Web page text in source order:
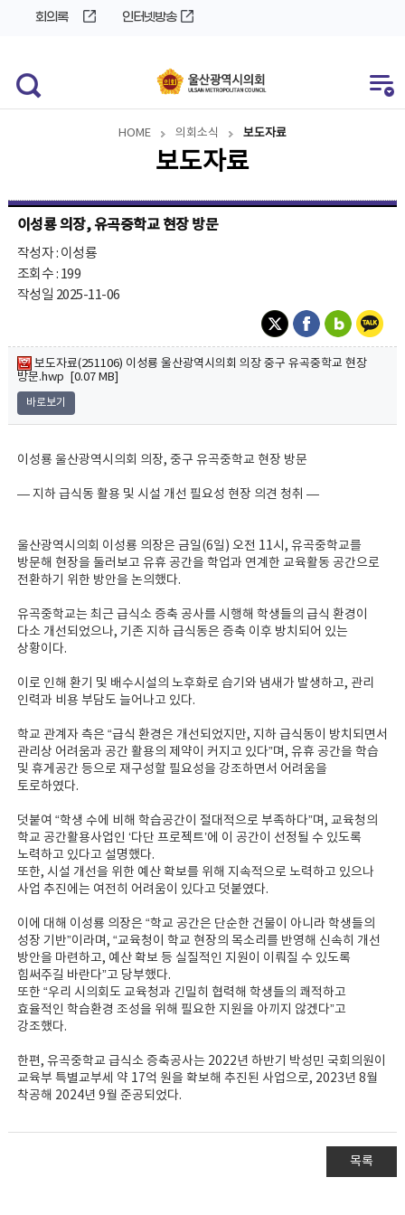
회의록 인터넷방송
HOME 의회소식 보도자료
보도자료
이성룡 의장, 유곡중학교 현장 방문
작성자 : 이성룡
조회수 : 199
작성일 2025-11-06
보도자료(251106) 이성룡 울산광역시의회 의장 중구 유곡중학교 현장
방문.hwp [0.07 MB]
바로보기
이성룡 울산광역시의회 의장, 중구 유곡중학교 현장 방문
— 지하 급식동 활용 및 시설 개선 필요성 현장 의견 청취 —
울산광역시의회 이성룡 의장은 금일(6일) 오전 11시, 유곡중학교를
방문해 현장을 둘러보고 유휴 공간을 학업과 연계한 교육활동 공간으로
전환하기 위한 방안을 논의했다.
유곡중학교는 최근 급식소 증축 공사를 시행해 학생들의 급식 환경이
다소 개선되었으나, 기존 지하 급식동은 증축 이후 방치되어 있는
상황이다.
이로 인해 환기 및 배수시설의 노후화로 습기와 냄새가 발생하고, 관리
인력과 비용 부담도 늘어나고 있다.
학교 관계자 측은 “급식 환경은 개선되었지만, 지하 급식동이 방치되면서
관리상 어려움과 공간 활용의 제약이 커지고 있다”며, 유휴 공간을 학습
및 휴게공간 등으로 재구성할 필요성을 강조하면서 어려움을
토로하였다.
덧붙여 “학생 수에 비해 학습공간이 절대적으로 부족하다”며, 교육청의
학교 공간활용사업인 ‘다단 프로젝트’에 이 공간이 선정될 수 있도록
노력하고 있다고 설명했다.
또한, 시설 개선을 위한 예산 확보를 위해 지속적으로 노력하고 있으나
사업 추진에는 여전히 어려움이 있다고 덧붙였다.
이에 대해 이성룡 의장은 “학교 공간은 단순한 건물이 아니라 학생들의
성장 기반”이라며, “교육청이 학교 현장의 목소리를 반영해 신속히 개선
방안을 마련하고, 예산 확보 등 실질적인 지원이 이뤄질 수 있도록
힘써주길 바란다”고 당부했다.
또한 “우리 시의회도 교육청과 긴밀히 협력해 학생들의 쾌적하고
효율적인 학습환경 조성을 위해 필요한 지원을 아끼지 않겠다”고
강조했다.
한편, 유곡중학교 급식소 증축공사는 2022년 하반기 박성민 국회의원이
교육부 특별교부세 약 17억 원을 확보해 추진된 사업으로, 2023년 8월
착공해 2024년 9월 준공되었다.
목록